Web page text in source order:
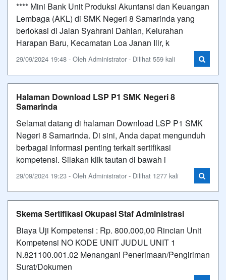
**** Mini Bank Unit Produksi Akuntansi dan Keuangan
Lembaga (AKL) di SMK Negeri 8 Samarinda yang
berlokasi di Jalan Syahrani Dahlan, Kelurahan
Harapan Baru, Kecamatan Loa Janan Ilir, k
29/09/2024 19:48 - Oleh Administrator - Dilihat 559 kali
Halaman Download LSP P1 SMK Negeri 8
Samarinda
Selamat datang di halaman Download LSP P1 SMK
Negeri 8 Samarinda. Di sini, Anda dapat mengunduh
berbagai informasi penting terkait sertifikasi
kompetensi. Silakan klik tautan di bawah i
29/09/2024 19:23 - Oleh Administrator - Dilihat 1277 kali
Skema Sertifikasi Okupasi Staf Administrasi
Biaya Uji Kompetensi : Rp. 800.000,00 Rincian Unit
Kompetensi NO KODE UNIT JUDUL UNIT 1
N.821100.001.02 Menangani Penerimaan/Pengiriman
Surat/Dokumen